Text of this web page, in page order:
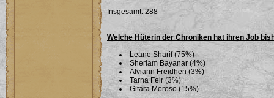
Insgesamt: 288
Welche Hüterin der Chroniken hat ihren Job
Leane Sharif (75%)
Sheriam Bayanar (4%)
Alviarin Freidhen (3%)
Tarna Feir (3%)
Gitara Moroso (15%)